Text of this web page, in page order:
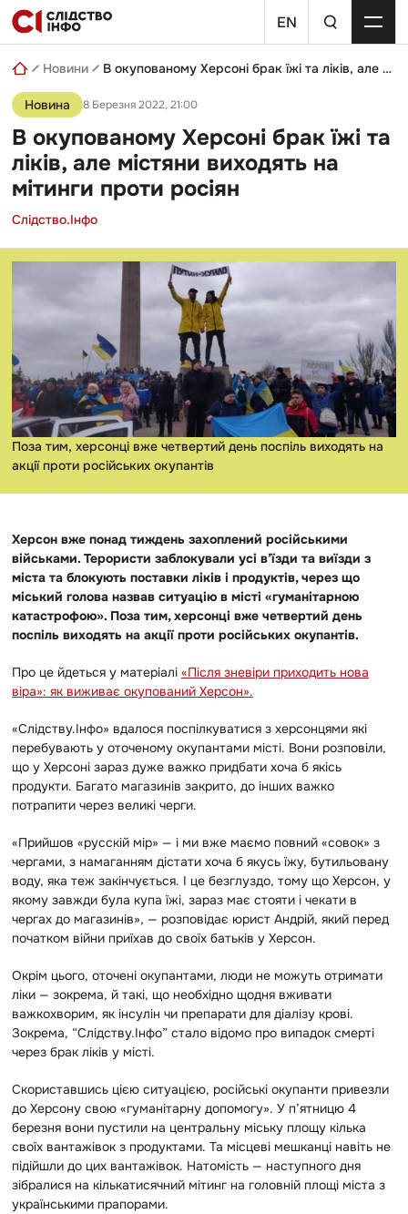
Skip
to
content
EN
пошуковий
запит
Новини В окупованому Херсоні брак їжі та ліків, але містяни виходять на мітинги проти росіян
Новина 8 Березня 2022, 21:00
В окупованому Херсоні брак їжі та
ліків, але містяни виходять на
мітинги проти росіян
Слідство.Інфо
Поза тим, херсонці вже четвертий день поспіль виходять на
акції проти російських окупантів
Херсон вже понад тиждень захоплений російськими
військами. Терористи заблокували усі в’їзди та виїзди з
міста та блокують поставки ліків і продуктів, через що
міський голова назвав ситуацію в місті «гуманітарною
катастрофою». Поза тим, херсонці вже четвертий день
поспіль виходять на акції проти російських окупантів.
Про це йдеться у матеріалі «Після зневіри приходить нова
віра»: як виживає окупований Херсон».
«Слідству.Інфо» вдалося поспілкуватися з херсонцями які
перебувають у оточеному окупантами місті. Вони розповіли,
що у Херсоні зараз дуже важко придбати хоча б якісь
продукти. Багато магазинів закрито, до інших важко
потрапити через великі черги.
«Прийшов «русскій мір» — і ми вже маємо повний «совок» з
чергами, з намаганням дістати хоча б якусь їжу, бутильовану
воду, яка теж закінчується. І це безглуздо, тому що Херсон, у
якому завжди була купа їжі, зараз має стояти і чекати в
чергах до магазинів», — розповідає юрист Андрій, який перед
початком війни приїхав до своїх батьків у Херсон.
Окрім цього, оточені окупантами, люди не можуть отримати
ліки — зокрема, й такі, що необхідно щодня вживати
важкохворим, як інсулін чи препарати для діалізу крові.
Зокрема, “Слідству.Інфо” стало відомо про випадок смерті
через брак ліків у місті.
Скориставшись цією ситуацією, російські окупанти привезли
до Херсону свою «гуманітарну допомогу». У п’ятницю 4
березня вони пустили на центральну міську площу кілька
своїх вантажівок з продуктами. Та місцеві мешканці навіть не
підійшли до цих вантажівок. Натомість — наступного дня
зібралися на кількатисячний мітинг на головній площі міста з
українськими прапорами.